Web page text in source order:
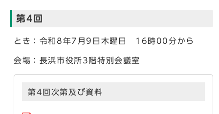
第4回
とき：令和8年7月9日木曜日 16時00分から
会場：長浜市役所3階特別会議室
第4回次第及び資料